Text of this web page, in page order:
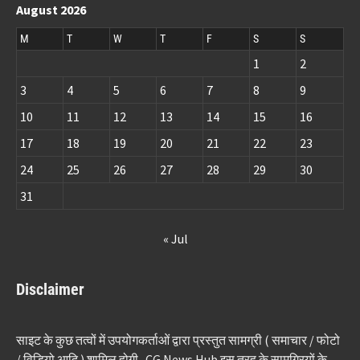
August 2026
M T W T F S S
1
2
3
4 5 6 7 8
9
10
11 12 13 14 15
16
17
18 19 20 21 22
23
24
25 26 27 28 29
30
31
« Jul
Disclaimer
साइट के कुछ तत्वों में उपयोगकर्ताओं द्वारा प्रस्तुत सामग्री ( समाचार / फोटो